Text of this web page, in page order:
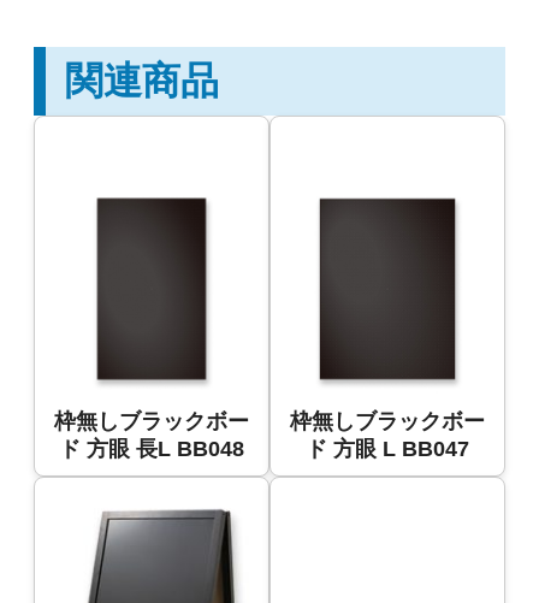
関連商品
枠無しブラックボー
ド 方眼 長L BB048
枠無しブラックボー
ド 方眼 L BB047